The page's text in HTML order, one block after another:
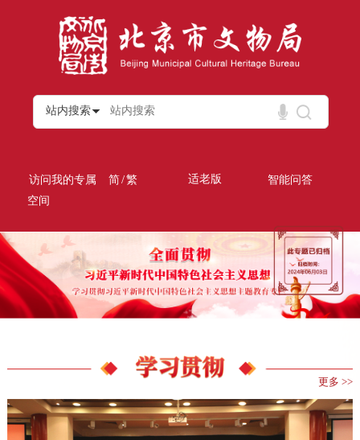
站内搜索
访问我的专属
空间
简/繁 适老版 智能问答
更多 >>